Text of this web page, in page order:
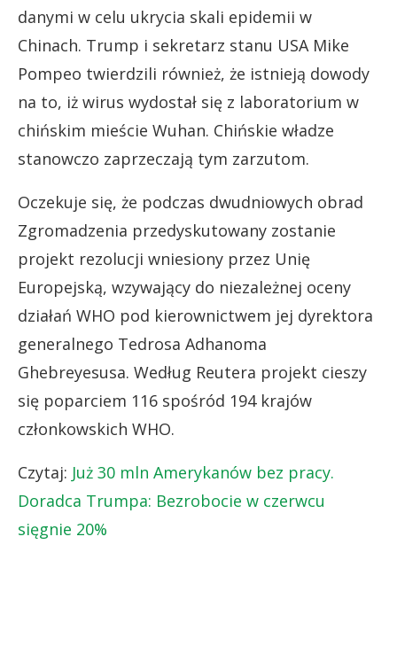
danymi w celu ukrycia skali epidemii w
Chinach. Trump i sekretarz stanu USA Mike
Pompeo twierdzili również, że istnieją dowody
na to, iż wirus wydostał się z laboratorium w
chińskim mieście Wuhan. Chińskie władze
stanowczo zaprzeczają tym zarzutom.
Oczekuje się, że podczas dwudniowych obrad
Zgromadzenia przedyskutowany zostanie
projekt rezolucji wniesiony przez Unię
Europejską, wzywający do niezależnej oceny
działań WHO pod kierownictwem jej dyrektora
generalnego Tedrosa Adhanoma
Ghebreyesusa. Według Reutera projekt cieszy
się poparciem 116 spośród 194 krajów
członkowskich WHO.
Czytaj: Już 30 mln Amerykanów bez pracy.
Doradca Trumpa: Bezrobocie w czerwcu
sięgnie 20%